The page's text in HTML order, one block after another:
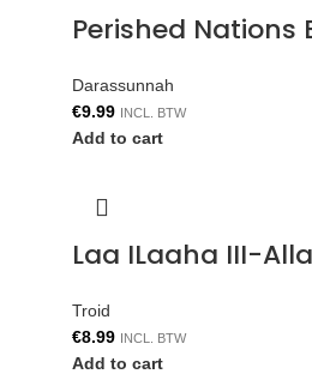
Perished
Darassunnah
€9.99 INCL. BTW
Add to cart
Laa ILaaha III-
Troid
€8.99 INCL. BTW
Add to cart